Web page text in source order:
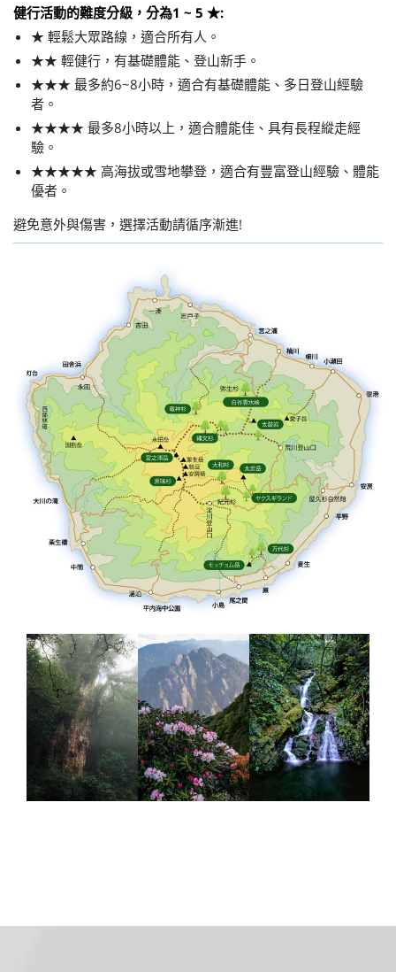
健行活動的難度分級，分為1 ~ 5 ★:
★ 輕鬆大眾路線，適合所有人。
★★ 輕健行，有基礎體能、登山新手。
★★★ 最多約6~8小時，適合有基礎體能、多日登山經驗
者。
★★★★ 最多8小時以上，適合體能佳、具有長程縱走經
驗。
★★★★★ 高海拔或雪地攀登，適合有豐富登山經驗、體能
優者。
避免意外與傷害，選擇活動請循序漸進!